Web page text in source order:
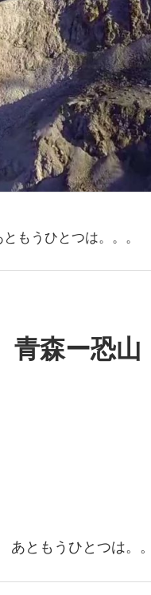
もうひとつは。。。
青森ー恐
ともうひとつは。。